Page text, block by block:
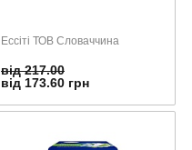
Ессіті ТОВ Словаччина
від 217.00
від 173.60 грн